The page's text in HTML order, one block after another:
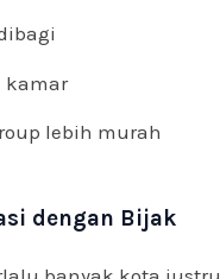
kamar
lebih murah
dengan Bijak